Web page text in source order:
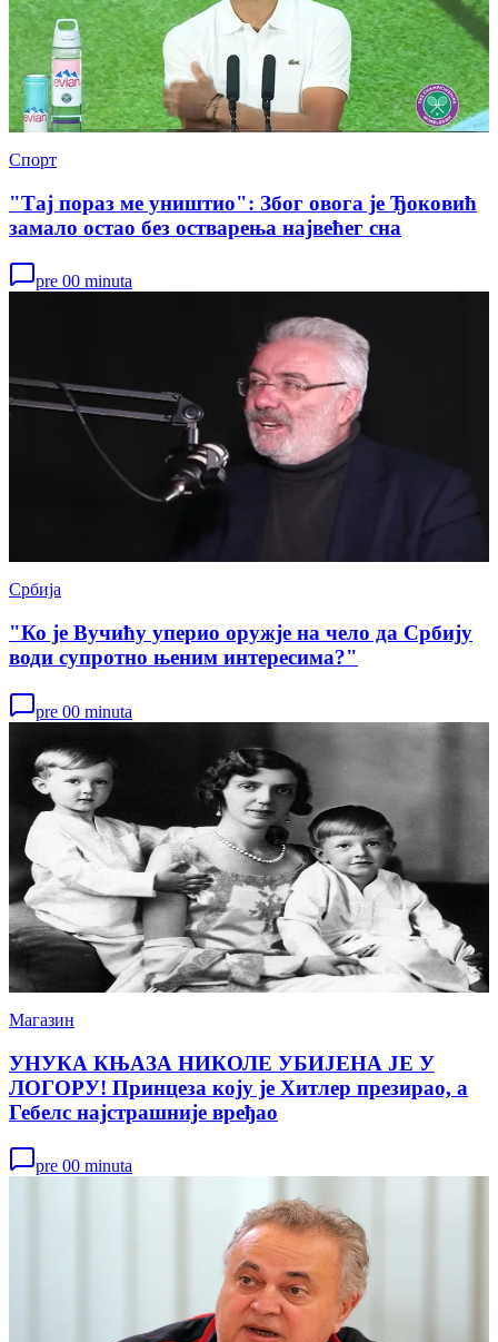
Спорт
"Тај пораз ме уништио": Због овога је Ђоковић
замало остао без остварења највећег сна
pre 00 minuta
Србија
"Ко је Вучићу уперио оружје на чело да Србију
води супротно њеним интересима?"
pre 00 minuta
Магазин
УНУКА КЊАЗА НИКОЛЕ УБИЈЕНА ЈЕ У
ЛОГОРУ! Принцеза коју је Хитлер презирао, а
Гебелс најстрашније вређао
pre 00 minuta